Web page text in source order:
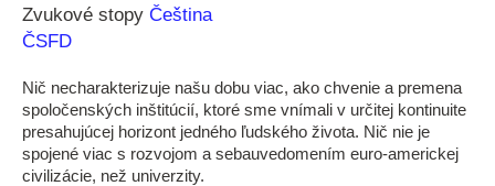
výroby
Zvukové stopy Čeština
ČSFD
Nič necharakterizuje našu dobu viac, ako chvenie a premena
spoločenských inštitúcií, ktoré sme vnímali v určitej kontinuite
presahujúcej horizont jedného ľudského života. Nič nie je
spojené viac s rozvojom a sebauvedomením euro-americkej
civilizácie, než univerzity.